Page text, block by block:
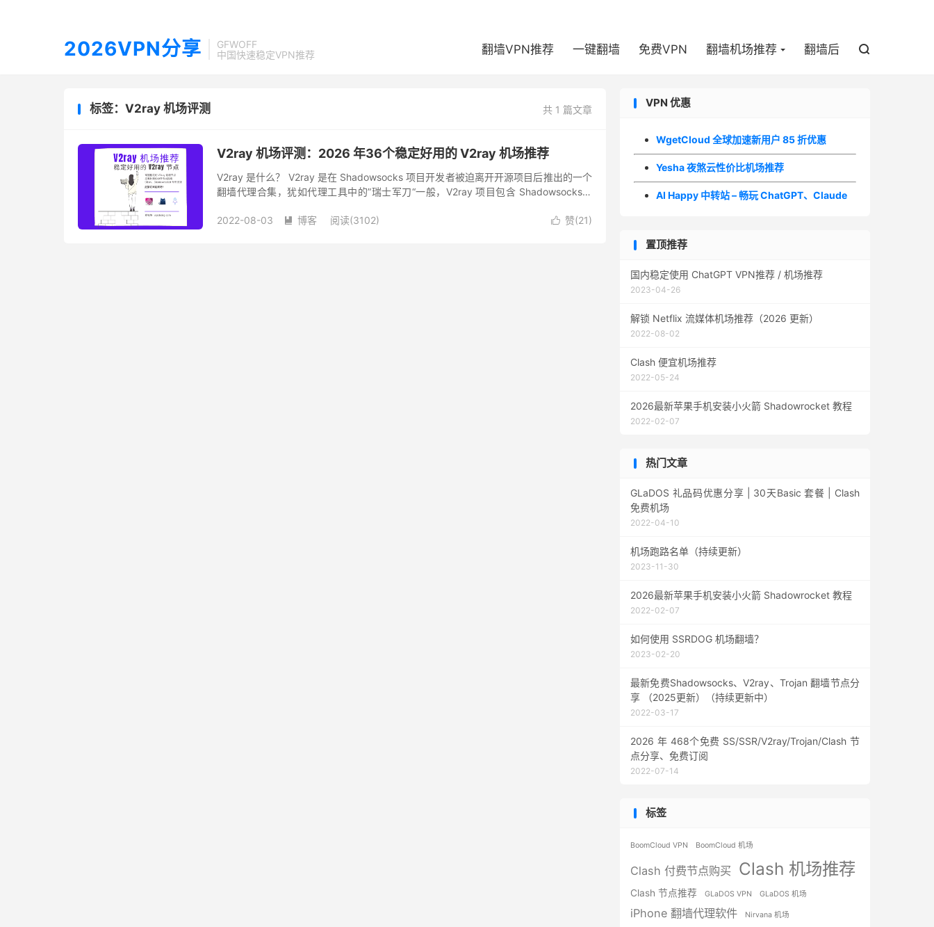
2026VPN分享
GFWOFF
中国快速稳定VPN推荐
翻墙VPN推荐 一键翻墙 免费VPN 翻墙机场推荐 翻墙后 
共 1 篇文章
标签：V2ray 机场评测
V2ray 机场评测：2026 年36个稳定好用的 V2ray 机场推荐
V2ray 是什么？ V2ray 是在 Shadowsocks 项目开发者被迫离开开源项目后推出的一个
翻墙代理合集，犹如代理工具中的”瑞士军刀“一般，V2ray 项目包含 Shadowsocks、
 赞(21)
2022-08-03  博客 阅读(3102)
VPN 优惠
WgetCloud 全球加速新用户 85 折优惠
Yesha 夜煞云性价比机场推荐
AI Happy 中转站 – 畅玩 ChatGPT、Claude
置顶推荐
国内稳定使用 ChatGPT VPN推荐 / 机场推荐
2023-04-26
解锁 Netflix 流媒体机场推荐（2026 更新）
2022-08-02
Clash 便宜机场推荐
2022-05-24
2026最新苹果手机安装小火箭 Shadowrocket 教程
2022-02-07
热门文章
GLaDOS 礼品码优惠分享 | 30天Basic 套餐 | Clash
免费机场
2022-04-10
机场跑路名单（持续更新）
2023-11-30
2026最新苹果手机安装小火箭 Shadowrocket 教程
2022-02-07
如何使用 SSRDOG 机场翻墙？
2023-02-20
最新免费Shadowsocks、V2ray、Trojan 翻墙节点分
享 （2025更新）（持续更新中）
2022-03-17
2026 年 468个免费 SS/SSR/V2ray/Trojan/Clash 节
点分享、免费订阅
2022-07-14
标签
BoomCloud VPN BoomCloud 机场
Clash 付费节点购买 Clash 机场推荐
Clash 节点推荐 GLaDOS VPN GLaDOS 机场
iPhone 翻墙代理软件 Nirvana 机场